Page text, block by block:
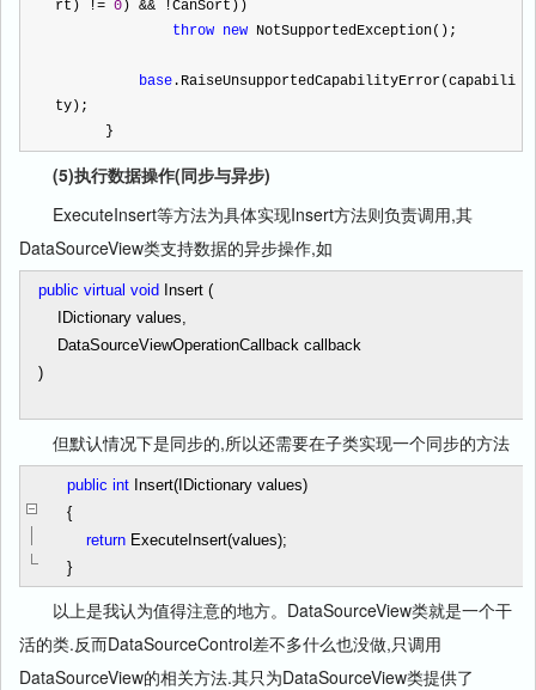
rt) != 0 ) && !CanSort))
throw new NotSupportedException();
base.RaiseUnsupportedCapabilityError(capabili
ty);
      }
(5)执行数据操作(同步与异步)
ExecuteInsert等方法为具体实现Insert方法则负责调用,其
DataSourceView类支持数据的异步操作,如
public virtual void Insert (
IDictionary values,
DataSourceViewOperationCallback callback
)
但默认情况下是同步的,所以还需要在子类实现一个同步的方法
public int Insert(IDictionary values)
{
return ExecuteInsert(values);
}
以上是我认为值得注意的地方。 DataSourceView类就是一个干
活的类.反而DataSourceControl差不多什么也没做,只调用
DataSourceView的相关方法.其只为DataSourceView类提供了